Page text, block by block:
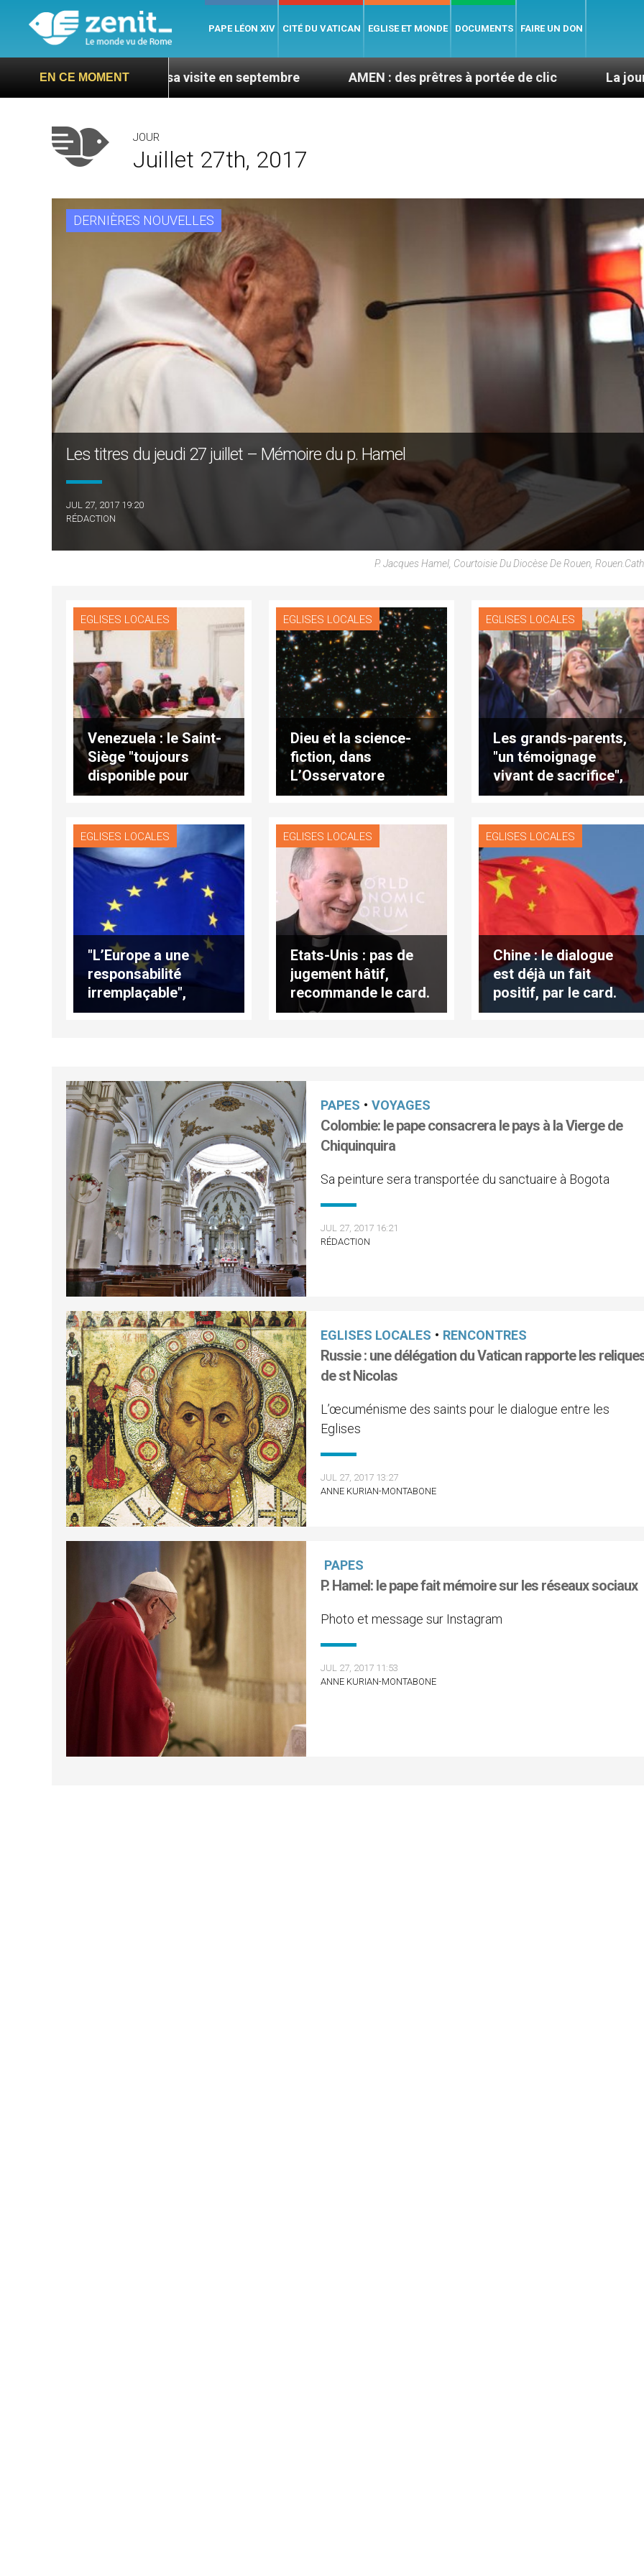
PAPE LÉON XIV CITÉ DU VATICAN EGLISE ET MONDE DOCUMENTS FAIRE UN DON
EN CE MOMENT
de sa visite en septembre AMEN : des prêtres à portée de clic La journée du pape à
JOUR
Juillet 27th, 2017
DERNIÈRES NOUVELLES
Les titres du jeudi 27 juillet – Mémoire du p. Hamel
JUL 27, 2017 19:20
RÉDACTION
P. Jacques Hamel, Courtoisie Du Diocèse De Rouen,
EGLISES LOCALES
Venezuela : le Saint-
Siège "toujours
disponible pour
aider"
EGLISES LOCALES
Dieu et la science-
fiction, dans
L’Osservatore
Romano
EGLISES LOCALES
Les grands-parents,
"un témoignage
vivant de sacrifice",
par Mgr Gänswein
EGLISES LOCALES
"L’Europe a une
responsabilité
irremplaçable",
assure le card.
EGLISES LOCALES
Etats-Unis : pas de
jugement hâtif,
recommande le card.
Parolin
EGLISES LOCALES
Chine : le dialogue
est déjà un fait
positif, par le card.
Parolin
PAPES • VOYAGES
Colombie: le pape consacrera le pays à la Vierge de
Chiquinquira
Sa peinture sera transportée du sanctuaire à Bogota
JUL 27, 2017 16:21
RÉDACTION
EGLISES LOCALES • RENCONTRES
Russie : une délégation du Vatican rapporte les
de st Nicolas
L’œcuménisme des saints pour le dialogue entre les
Eglises
JUL 27, 2017 13:27
ANNE KURIAN-MONTABONE
PAPES
P. Hamel: le pape fait mémoire sur les réseaux sociaux
Photo et message sur Instagram
JUL 27, 2017 11:53
ANNE KURIAN-MONTABONE